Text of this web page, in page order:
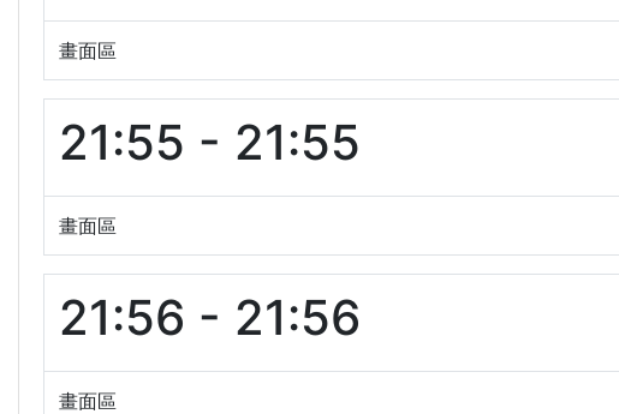
畫面區
21:55 - 21:55
畫面區
21:56 - 21:56
畫面區